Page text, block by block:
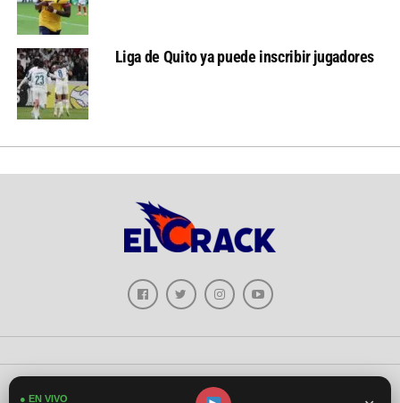
Liga de Quito ya puede inscribir jugadores
Copyright © 2026 - El Crack Deportes
● EN VIVO